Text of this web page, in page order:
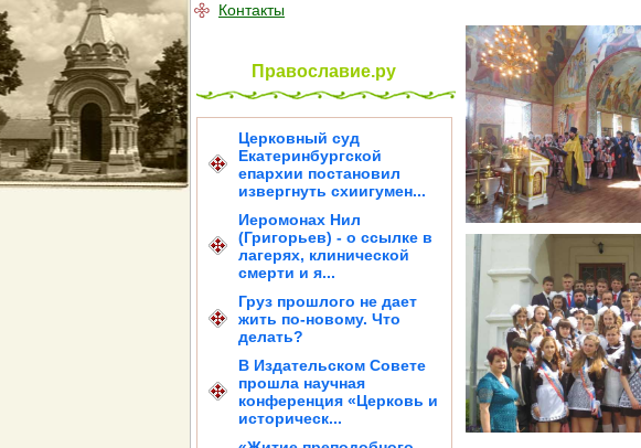
Контакты
Православие.ру
Церковный суд
Екатеринбургской
епархии постановил
извергнуть схиигумен...
Иеромонах Нил
(Григорьев) - о ссылке в
лагерях, клинической
смерти и я...
Груз прошлого не дает
жить по-новому. Что
делать?
В Издательском Совете
прошла научная
конференция «Церковь и
историческ...